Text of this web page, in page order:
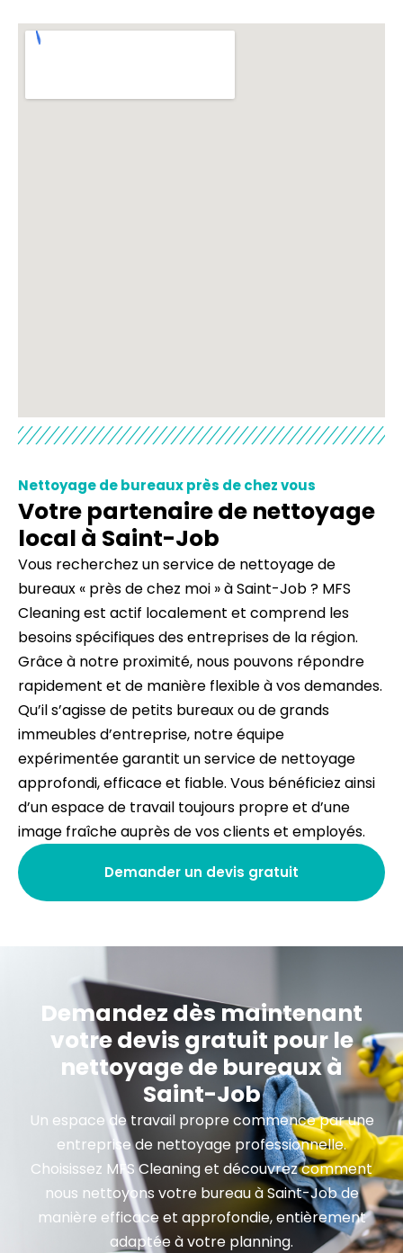
Nettoyage de bureaux près de chez vous
Votre partenaire de nettoyage
local à Saint-Job
Vous recherchez un service de nettoyage de
bureaux « près de chez moi » à Saint-Job ? MFS
Cleaning est actif localement et comprend les
besoins spécifiques des entreprises de la région.
Grâce à notre proximité, nous pouvons répondre
rapidement et de manière flexible à vos demandes.
Qu’il s’agisse de petits bureaux ou de grands
immeubles d’entreprise, notre équipe
expérimentée garantit un service de nettoyage
approfondi, efficace et fiable. Vous bénéficiez ainsi
d’un espace de travail toujours propre et d’une
image fraîche auprès de vos clients et employés.
Demander un devis gratuit
Demandez dès maintenant
votre devis gratuit pour le
nettoyage de bureaux à
Saint-Job
Un espace de travail propre commence par une
entreprise de nettoyage professionnelle.
Choisissez MFS Cleaning et découvrez comment
nous nettoyons votre bureau à Saint-Job de
manière efficace et approfondie, entièrement
adaptée à votre planning.